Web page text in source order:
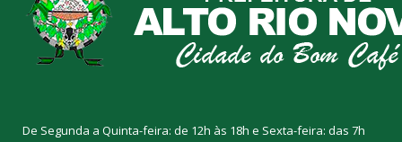
De Segunda a Quinta-feira: de 12h às 18h e Sexta-feira: das 7h